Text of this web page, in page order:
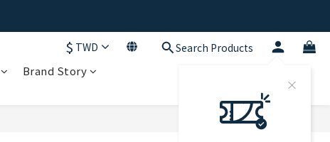
$ TWD Search Products
Brand Story